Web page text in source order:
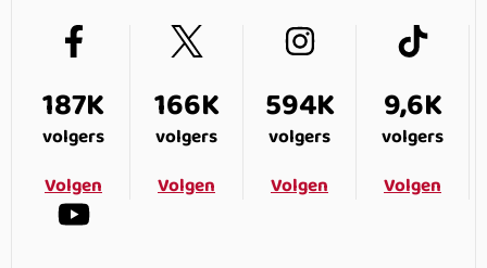
187K
volgers
Volgen
166K
volgers
Volgen
594K
volgers
Volgen
9,6K
volgers
Volgen